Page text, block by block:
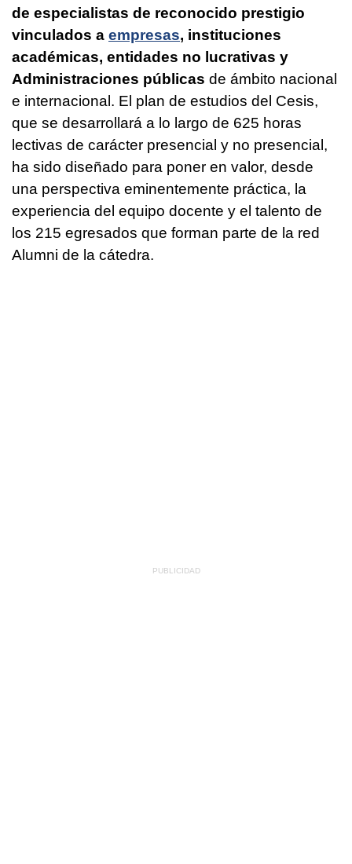
de especialistas de reconocido prestigio
vinculados a empresas, instituciones
académicas, entidades no lucrativas y
Administraciones públicas de ámbito nacional
e internacional. El plan de estudios del Cesis,
que se desarrollará a lo largo de 625 horas
lectivas de carácter presencial y no presencial,
ha sido diseñado para poner en valor, desde
una perspectiva eminentemente práctica, la
experiencia del equipo docente y el talento de
los 215 egresados que forman parte de la red
Alumni de la cátedra.